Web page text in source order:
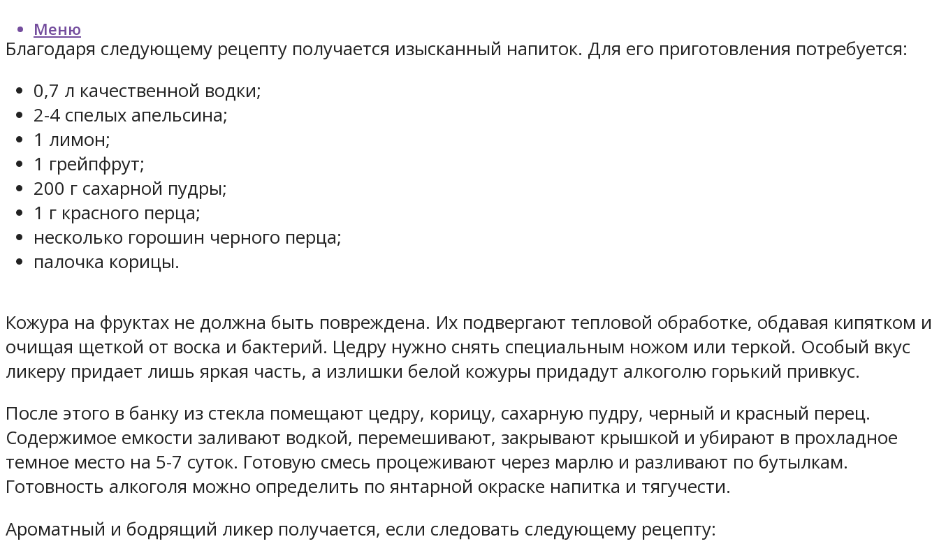
Меню
Благодаря следующему рецепту получается изысканный напиток. Для его приготовления потребуется:
0,7 л качественной водки;
2-4 спелых апельсина;
1 лимон;
1 грейпфрут;
200 г сахарной пудры;
1 г красного перца;
несколько горошин черного перца;
палочка корицы.
Кожура на фруктах не должна быть повреждена. Их подвергают тепловой обработке, обдавая кипятком и
очищая щеткой от воска и бактерий. Цедру нужно снять специальным ножом или теркой. Особый вкус
ликеру придает лишь яркая часть, а излишки белой кожуры придадут алкоголю горький привкус.
После этого в банку из стекла помещают цедру, корицу, сахарную пудру, черный и красный перец.
Содержимое емкости заливают водкой, перемешивают, закрывают крышкой и убирают в прохладное
темное место на 5-7 суток. Готовую смесь процеживают через марлю и разливают по бутылкам.
Готовность алкоголя можно определить по янтарной окраске напитка и тягучести.
Ароматный и бодрящий ликер получается, если следовать следующему рецепту: